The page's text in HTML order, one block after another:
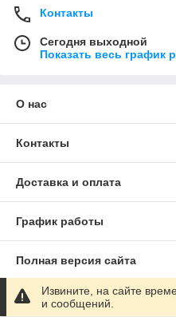
Контакты
Сегодня выходной
Показать весь график
О нас
Контакты
Доставка и оплата
График работы
Полная версия сайта
Сайт создан на
Извините, на сайте
и сообщений.